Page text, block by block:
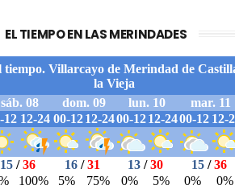
EL TIEMPO EN LAS MERINDADES